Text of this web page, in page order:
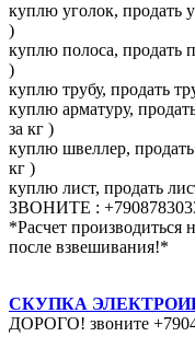
куплю уголок, продать
)
куплю полоса, продать
)
куплю трубу, продать
куплю арматуру,
за кг )
куплю швеллер,
кг )
куплю лист, продать
ЗВОНИТЕ :
*Расчет
после взвешивания!*
СКУПКА
ДОРОГО! звоните